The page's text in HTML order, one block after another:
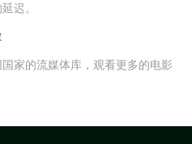
迟。
家的流媒体库，观看更多的电影